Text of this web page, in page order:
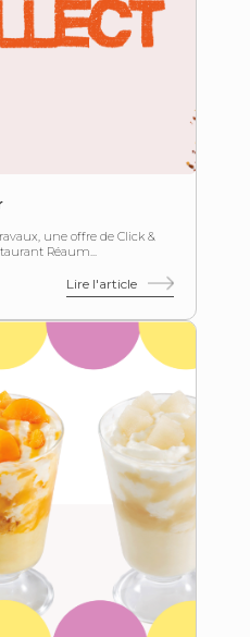
une offre de Click &
Réaum...
Lire l'article